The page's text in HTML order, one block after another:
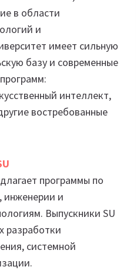
в области
и
имеет сильную
базу и современные
интеллект,
востребованные
программы по
инженерии и
Выпускники SU
разработки
системной